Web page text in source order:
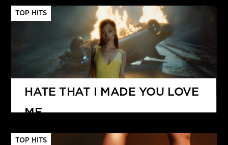
TOP HITS
HATE THAT I MADE YOU LOVE
ME
ARIANA GRANDE
TOP HITS